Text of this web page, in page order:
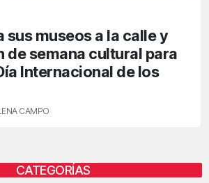
sus museos a la calle y
de semana cultural para
Internacional de los
CAMPO
CATEGORÍAS